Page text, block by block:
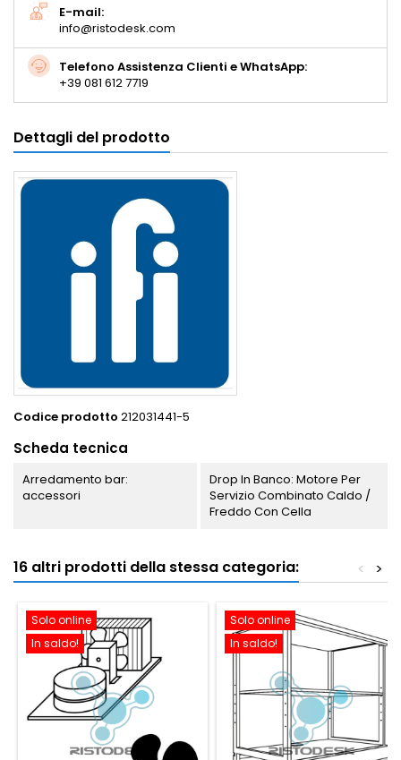
E-mail:
info@ristodesk.com
Telefono Assistenza Clienti e WhatsApp:
+39 081 612 7719
Dettagli del prodotto
Codice prodotto 212031441-5
Scheda tecnica
Arredamento bar:
accessori
Drop In Banco: Motore Per
Servizio Combinato Caldo /
Freddo Con Cella
16 altri prodotti della stessa categoria: >
<
Solo online
In saldo!
Solo online
In saldo!